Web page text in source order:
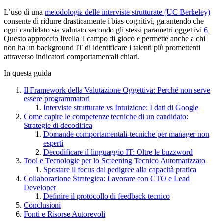
L’uso di una metodologia delle interviste strutturate (UC Berkeley)
consente di ridurre drasticamente i bias cognitivi, garantendo che
ogni candidato sia valutato secondo gli stessi parametri oggettivi 6.
Questo approccio livella il campo di gioco e permette anche a chi
non ha un background IT di identificare i talenti più promettenti
attraverso indicatori comportamentali chiari.
In questa guida
Il Framework della Valutazione Oggettiva: Perché non serve
essere programmatori
Interviste strutturate vs Intuizione: I dati di Google
Come capire le competenze tecniche di un candidato:
Strategie di decodifica
Domande comportamentali-tecniche per manager non
esperti
Decodificare il linguaggio IT: Oltre le buzzword
Tool e Tecnologie per lo Screening Tecnico Automatizzato
Spostare il focus dal pedigree alla capacità pratica
Collaborazione Strategica: Lavorare con CTO e Lead
Developer
Definire il protocollo di feedback tecnico
Conclusioni
Fonti e Risorse Autorevoli